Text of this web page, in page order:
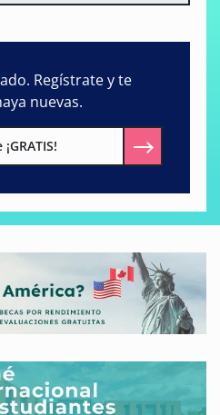
Regístrate y te
nuevas.